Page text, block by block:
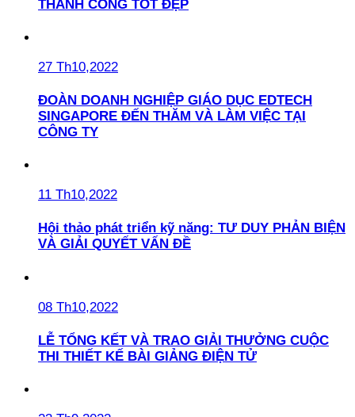
THÀNH CÔNG TỐT ĐẸP
27 Th10,2022
ĐOÀN DOANH NGHIỆP GIÁO DỤC EDTECH
SINGAPORE ĐẾN THĂM VÀ LÀM VIỆC TẠI
CÔNG TY
11 Th10,2022
Hội thảo phát triển kỹ năng: TƯ DUY PHẢN BIỆN
VÀ GIẢI QUYẾT VẤN ĐỀ
08 Th10,2022
LỄ TỔNG KẾT VÀ TRAO GIẢI THƯỞNG CUỘC
THI THIẾT KẾ BÀI GIẢNG ĐIỆN TỬ